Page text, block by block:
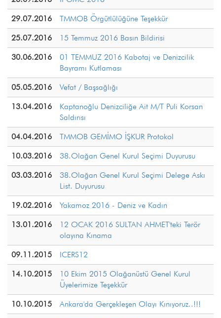
29.07.2016 TMMOB Örgütlülüğüne Teşekkür
25.07.2016 15 Temmuz 2016 Basın Bildirisi
30.06.2016
01 TEMMUZ 2016 Kabotaj ve Denizcilik
Bayramı Kutlaması
05.05.2016 Vefat / Başsağlığı
13.04.2016
Kaptanoğlu Denizciliğe Ait M/T Puli Korsan
Saldırısı
04.04.2016 TMMOB GEMİMO İŞKUR Protokol
10.03.2016 38.Olağan Genel Kurul Seçimi Duyurusu
03.03.2016
38.Olağan Genel Kurul Seçimi Delege Askı
List. Duyurusu
19.02.2016 Yakamoz 2016 - Deniz ve Kadın
13.01.2016
12 OCAK 2016 SULTAN AHMET'teki Terör
olayına Kınama
09.11.2015 ICERS12
14.10.2015
10 Ekim 2015 Olağanüstü Genel Kurul
Üyelerimize Teşekkür
10.10.2015 Ankara'da Gerçekleşen Olayı Kınıyoruz..!!!